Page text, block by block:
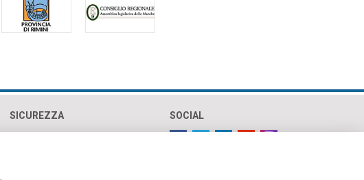
SICUREZZA
SOCIAL